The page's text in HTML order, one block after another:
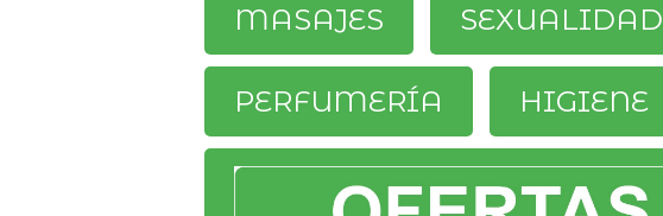
MASAJES SEXUALIDAD
PERFUMERÍA HIGIENE